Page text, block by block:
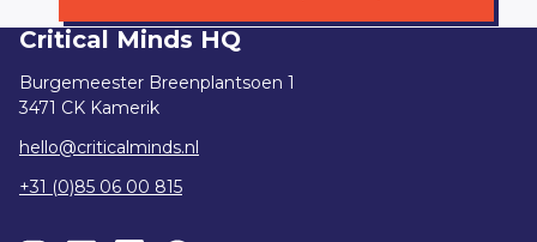
Critical Minds HQ
Burgemeester Breenplantsoen 1
3471 CK Kamerik
hello@criticalminds.nl
+31 (0)85 06 00 815